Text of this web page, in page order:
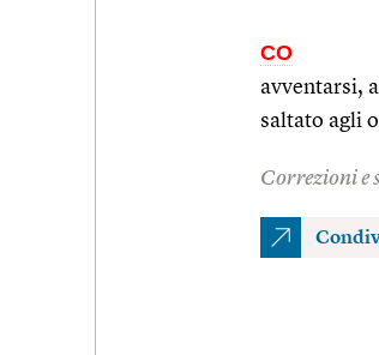
CO
avventarsi,
saltato agli
Correzioni e